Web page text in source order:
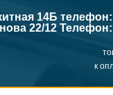
14Б
22/12
к